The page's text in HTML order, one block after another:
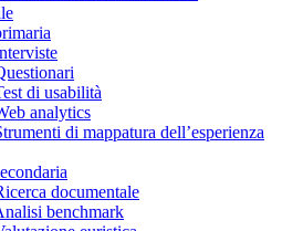
di usabilità
analytics
di mappatura dell’esperienza
documentale
benchmark